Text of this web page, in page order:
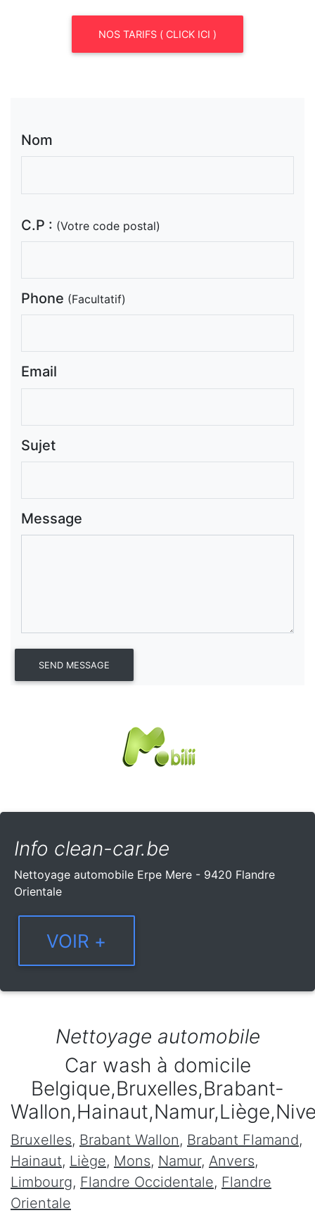
NOS TARIFS ( CLICK ICI )
Nom
C.P : (Votre code postal)
Phone (Facultatif)
Email
Sujet
Message
Info clean-car.be
Nettoyage automobile Erpe Mere - 9420 Flandre
Orientale
Nettoyage automobile
Car wash à domicile
Belgique,Bruxelles,Brabant-
Bruxelles, Brabant Wallon, Brabant Flamand,
Hainaut, Liège, Mons, Namur, Anvers,
Limbourg, Flandre Occidentale, Flandre
Orientale